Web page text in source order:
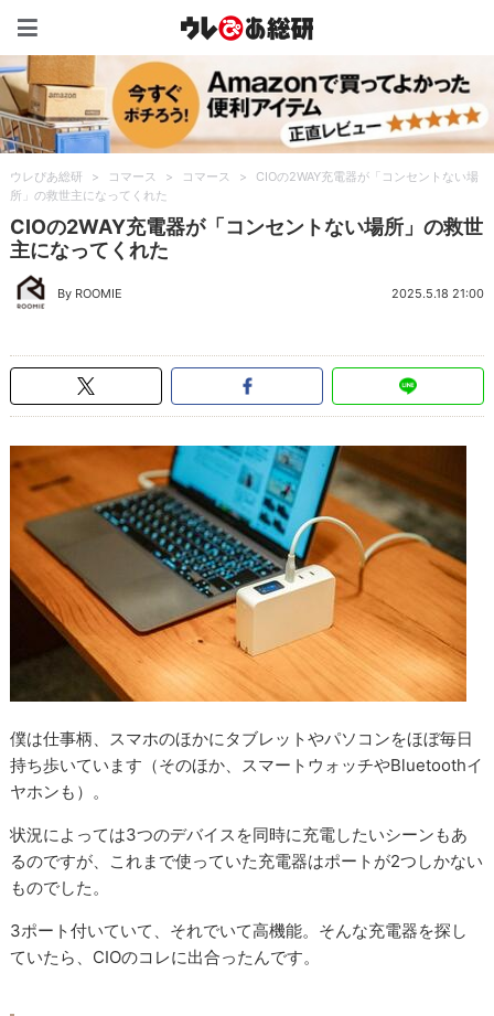
ウレぴあ総研 > コマース > コマース >
CIOの2WAY充電器が「コンセントない場
所」の救世主になってくれた
CIOの2WAY充電器が「コンセントない場所」の救世
主になってくれた
By ROOMIE 2025.5.18 21:00
僕は仕事柄、スマホのほかにタブレットやパソコンをほぼ毎日
持ち歩いています（そのほか、スマートウォッチやBluetoothイ
ヤホンも）。
状況によっては3つのデバイスを同時に充電したいシーンもあ
るのですが、これまで使っていた充電器はポートが2つしかない
ものでした。
3ポート付いていて、それでいて高機能。そんな充電器を探し
ていたら、CIOのコレに出合ったんです。